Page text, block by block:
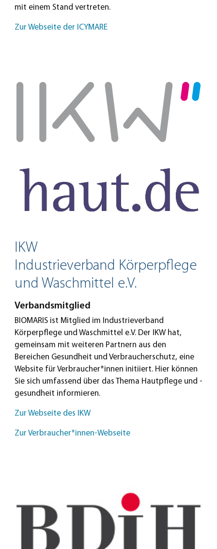
mit einem Stand vertreten.
Zur Webseite der ICYMARE
IKW
Industrieverband Körperpflege
und Waschmittel e.V.
Verbandsmitglied
BIOMARIS ist Mitglied im Industrieverband
Körperpflege und Waschmittel e.V. Der IKW hat,
gemeinsam mit weiteren Partnern aus den
Bereichen Gesundheit und Verbraucherschutz, eine
Website für Verbraucher*innen initiiert. Hier können
Sie sich umfassend über das Thema Hautpflege und -
gesundheit informieren.
Zur Webseite des IKW
Zur Verbraucher*innen-Webseite